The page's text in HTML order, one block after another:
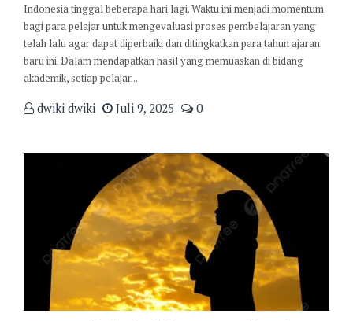
Indonesia tinggal beberapa hari lagi. Waktu ini menjadi momentum
bagi para pelajar untuk mengevaluasi proses pembelajaran yang
telah lalu agar dapat diperbaiki dan ditingkatkan para tahun ajaran
baru ini. Dalam mendapatkan hasil yang memuaskan di bidang
akademik, setiap pelajar...
dwiki dwiki Juli 9, 2025 0